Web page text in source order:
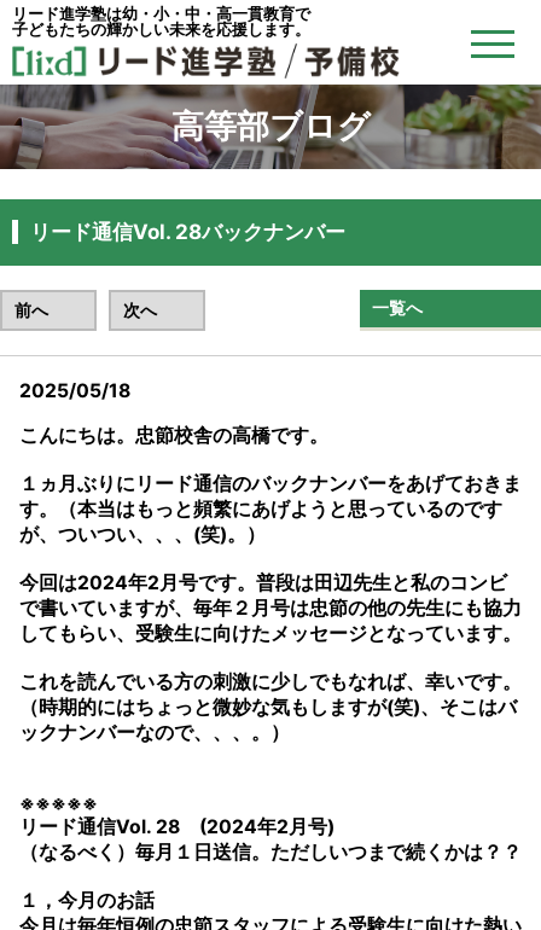
リード進学塾は幼・小・中・高一貫教育で
子どもたちの輝かしい未来を応援します。
高等部ブログ
リード通信Vol. 28バックナンバー
前へ 次へ 一覧へ
2025/05/18
こんにちは。忠節校舎の高橋です。
１ヵ月ぶりにリード通信のバックナンバーをあげておきま
す。（本当はもっと頻繁にあげようと思っているのです
が、ついつい、、、(笑)。）
今回は2024年2月号です。普段は田辺先生と私のコンビ
で書いていますが、毎年２月号は忠節の他の先生にも協力
してもらい、受験生に向けたメッセージとなっています。
これを読んでいる方の刺激に少しでもなれば、幸いです。
（時期的にはちょっと微妙な気もしますが(笑)、そこはバ
ックナンバーなので、、、。）
※※※※※
リード通信Vol. 28 (2024年2月号)
（なるべく）毎月１日送信。ただしいつまで続くかは？？
１，今月のお話